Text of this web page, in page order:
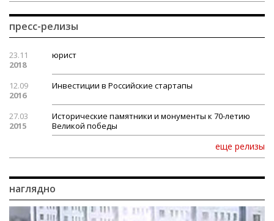
пресс-релизы
23.11
2018
юрист
12.09
2016
Инвестиции в Российские стартапы
27.03
2015
Исторические памятники и монументы к 70-летию
Великой победы
еще релизы
наглядно